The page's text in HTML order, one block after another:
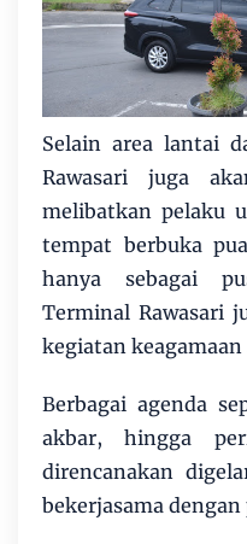
Selain area lantai
Rawasari juga
melibatkan pelaku
tempat berbuka
hanya sebagai
Terminal Rawasari
kegiatan keagamaan
Berbagai agenda
akbar, hingga
direncanakan
bekerjasama